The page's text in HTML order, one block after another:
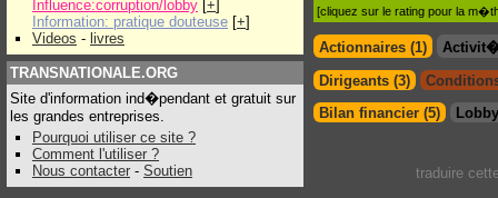
Influence:corruption/lobby [+]
Information: pratique douteuse [+]
Videos - livres
TRANSNATIONALE.ORG
Site d'information ind�pendant et gratuit sur
les grandes entreprises.
Pourquoi utiliser ce site ?
Comment l'utiliser ?
Nous contacter - Soutien
[cliquez sur le rating pour la
Actionnaires (1)
Dirigeants (3)
Bilan financier (5)
traduire